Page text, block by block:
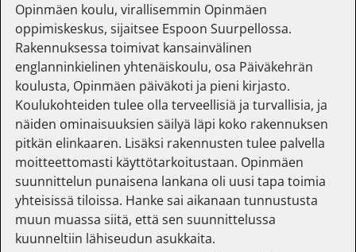
Opinmäen koulu, virallisemmin Opinmäen
oppimiskeskus, sijaitsee Espoon Suurpellossa.
Rakennuksessa toimivat kansainvälinen
englanninkielinen yhtenäiskoulu, osa Päiväkehrän
koulusta, Opinmäen päiväkoti ja pieni kirjasto.
Koulukohteiden tulee olla terveellisiä ja turvallisia, ja
näiden ominaisuuksien säilyä läpi koko rakennuksen
pitkän elinkaaren. Lisäksi rakennusten tulee palvella
moitteettomasti käyttötarkoitustaan. Opinmäen
suunnittelun punaisena lankana oli uusi tapa toimia
yhteisissä tiloissa. Hanke sai aikanaan tunnustusta
muun muassa siitä, että sen suunnittelussa
kuunneltiin lähiseudun asukkaita.